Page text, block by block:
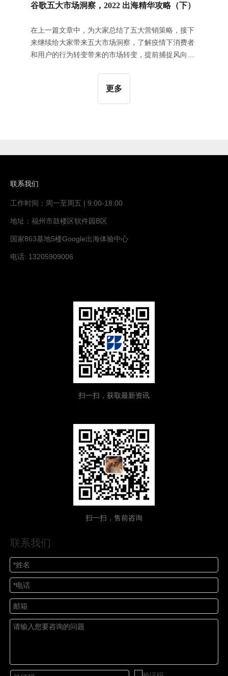
谷歌五大市场洞察，2022 出海精华攻略（下）
在上一篇文章中，为大家总结了五大营销策略，接下
来继续给大家带来五大市场洞察，了解疫情下消费者
和用户的行为转变带来的市场转变，提前捕捉风向，
搜索获取和查询信息，人们搜索的内容反映了人们关
心的和想要了解的信息，谷歌2021年度热搜报告将数
更多
联系我们
工作时间：周一至周五 | 9:00-18:00
地址：福州市鼓楼区软件园B区
国家863基地5楼Google出海体验中心
电话: 13205909006
扫一扫，获取最新资讯
扫一扫，售前咨询
联系我们